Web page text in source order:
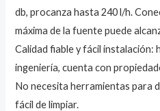
db, procanza hasta 240 l/h.
máxima de la fuente puede
Calidad fiable y fácil instalación:
ingeniería, cuenta con
No necesita herramientas para
fácil de limpiar.